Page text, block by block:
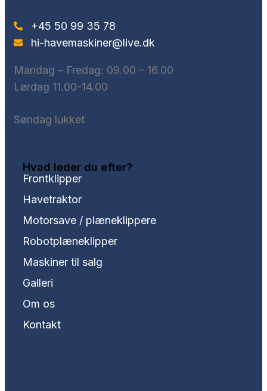
+45 50 99 35 78
hi-havemaskiner@live.dk
Mandag – Fredag: ​09.00 – 16.00
Lørdag 11.00-14.00
Søndag lukket
Hvad leder du efter?
Frontklipper
Havetraktor
Motorsave / plæneklippere
Robotplæneklipper
Maskiner til salg
Galleri
Om os
Kontakt